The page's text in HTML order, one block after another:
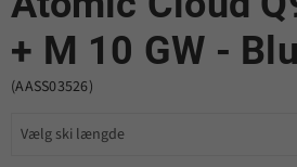
+ M 10 GW -
(AASS03526)